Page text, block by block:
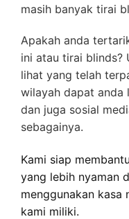
masih banyak tirai
Apakah anda
ini atau tirai blinds?
lihat yang telah
wilayah dapat anda
dan juga sosial
sebagainya.
Kami siap
yang lebih nyaman
menggunakan kasa
kami miliki.